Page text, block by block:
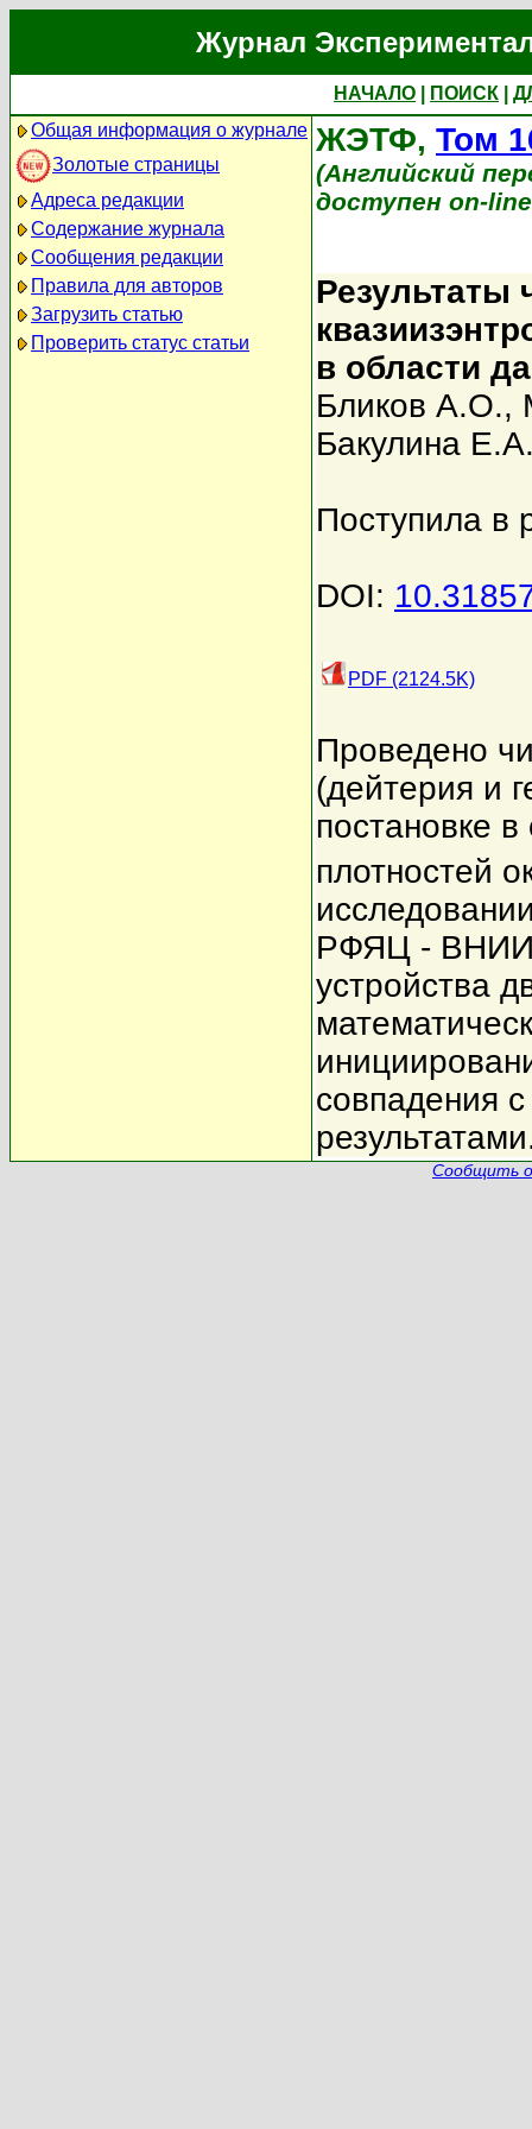
Журнал
НАЧАЛО ПОИСК
Общая информация о журнале
Золотые страницы
Адреса редакции
Содержание журнала
Сообщения редакции
Правила для авторов
Загрузить статью
Проверить статус статьи
ЖЭТФ, Том
(Английский
доступен on-
Результаты
в области
Бликов А.О.,
Бакулина
Поступила в
DOI:
PDF (2124.5K)
Проведено
(дейтерия и
постановке
плотностей
РФЯЦ -
устройства
совпадения
Сообщить о